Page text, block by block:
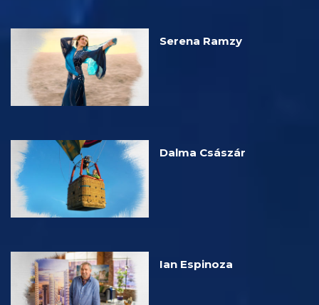
Serena Ramzy
Dalma Császár
Ian Espinoza